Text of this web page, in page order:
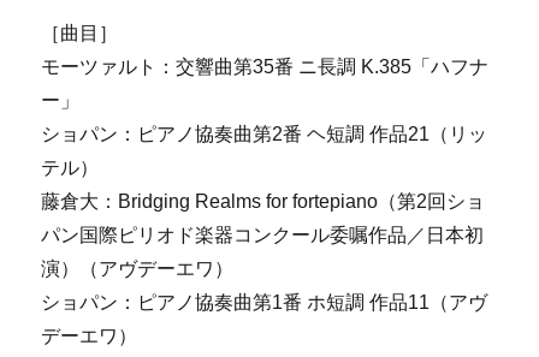
［曲目］
モーツァルト：交響曲第35番 ニ長調 K.385「ハフナ
ー」
ショパン：ピアノ協奏曲第2番 ヘ短調 作品21（リッ
テル）
藤倉大：Bridging Realms for fortepiano（第2回ショ
パン国際ピリオド楽器コンクール委嘱作品／日本初
演）（アヴデーエワ）
ショパン：ピアノ協奏曲第1番 ホ短調 作品11（アヴ
デーエワ）